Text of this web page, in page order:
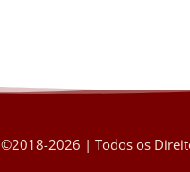
©2018-2026 | Todos os